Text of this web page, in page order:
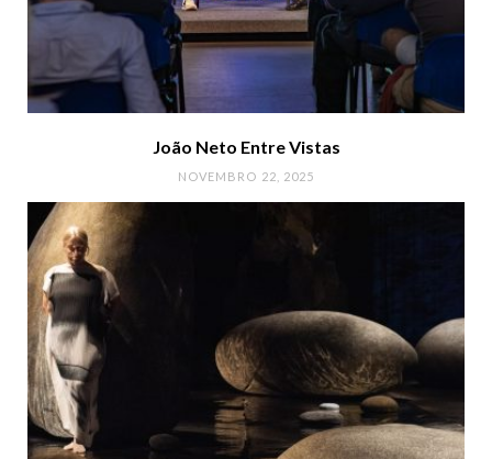
João Neto Entre Vistas
NOVEMBRO 22, 2025